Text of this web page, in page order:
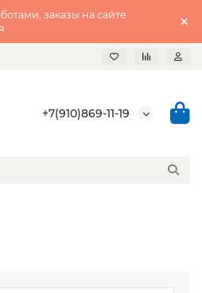
заказы на сайте
+7(910)869-11-19